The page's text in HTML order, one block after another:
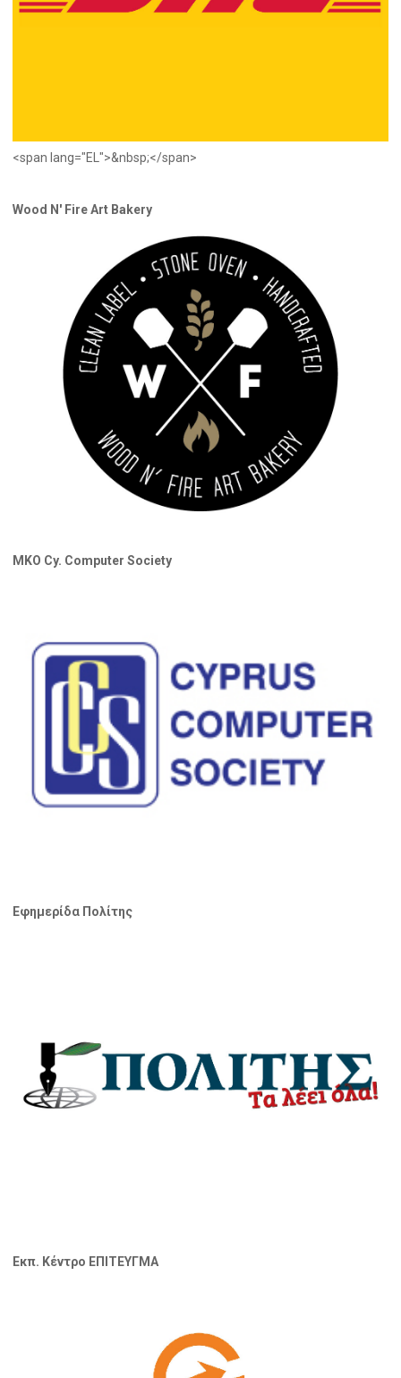
<span lang="EL">&nbsp;</span>
Wood Ν' Fire Art Bakery
MKO Cy. Computer Society
Εφημερίδα Πολίτης
Εκπ. Κέντρο ΕΠΙΤΕΥΓΜΑ